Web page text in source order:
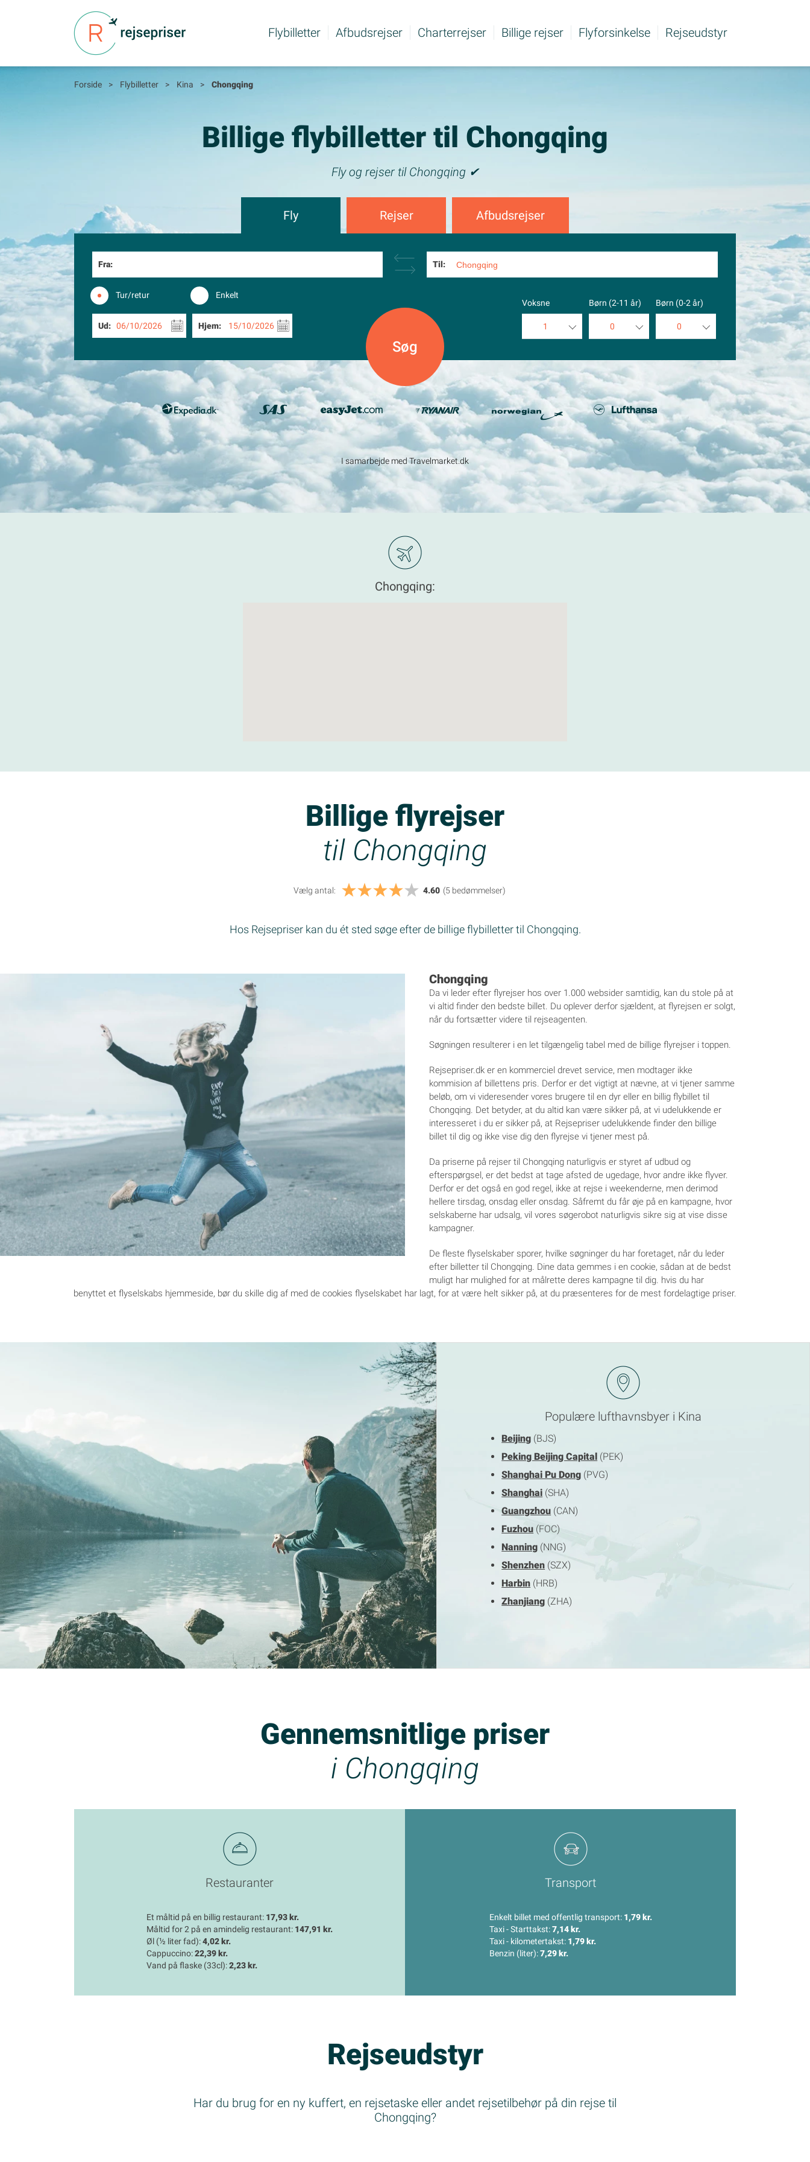
Flybilletter Afbudsrejser Charterrejser Billige rejser Flyforsinkelse Rejseudstyr
Forside > Flybilletter > Kina > Chongqing
Billige flybilletter til Chongqing
Fly og rejser til Chongqing ✔
Fly Rejser Afbudsrejser
Fra: Til:
Tur/retur Enkelt
Ud: 06/10/2026 Hjem: 15/10/2026
Voksne
1
3
4
5
Børn (2-11 år)
0
2
3
4
5
Børn (0-2 år)
0
3
4
I samarbejde med Travelmarket.dk
Chongqing:
Billige flyrejser
til Chongqing
Vælg antal: 4.60 (5 bedømmelser)
Hos Rejsepriser kan du ét sted søge efter de billige flybilletter til Chongqing.
Chongqing
Da vi leder efter flyrejser hos over 1.000 websider samtidig, kan du stole på at
vi altid finder den bedste billet. Du oplever derfor sjældent, at flyrejsen er solgt,
når du fortsætter videre til rejseagenten.
Søgningen resulterer i en let tilgængelig tabel med de billige flyrejser i toppen.
Rejsepriser.dk er en kommerciel drevet service, men modtager ikke
kommision af billettens pris. Derfor er det vigtigt at nævne, at vi tjener samme
beløb, om vi videresender vores brugere til en dyr eller en billig flybillet til
Chongqing. Det betyder, at du altid kan være sikker på, at vi udelukkende er
interesseret i du er sikker på, at Rejsepriser udelukkende finder den billige
billet til dig og ikke vise dig den flyrejse vi tjener mest på.
Da priserne på rejser til Chongqing naturligvis er styret af udbud og
efterspørgsel, er det bedst at tage afsted de ugedage, hvor andre ikke flyver.
Derfor er det også en god regel, ikke at rejse i weekenderne, men derimod
hellere tirsdag, onsdag eller onsdag. Såfremt du får øje på en kampagne, hvor
selskaberne har udsalg, vil vores søgerobot naturligvis sikre sig at vise disse
kampagner.
De fleste flyselskaber sporer, hvilke søgninger du har foretaget, når du leder
efter billetter til Chongqing. Dine data gemmes i en cookie, sådan at de bedst
muligt har mulighed for at målrette deres kampagne til dig. hvis du har
benyttet et flyselskabs hjemmeside, bør du skille dig af med de cookies flyselskabet har lagt, for at være helt sikker på, at du præsenteres for de mest fordelagtige priser.
Populære lufthavnsbyer i Kina
Beijing (BJS)
Peking Beijing Capital (PEK)
Shanghai Pu Dong (PVG)
Shanghai (SHA)
Guangzhou (CAN)
Fuzhou (FOC)
Nanning (NNG)
Shenzhen (SZX)
Harbin (HRB)
Zhanjiang (ZHA)
Gennemsnitlige priser
i Chongqing
Restauranter
Et måltid på en billig restaurant: 17,93 kr.
Måltid for 2 på en amindelig restaurant: 147,91 kr.
Øl (½ liter fad):4,02 kr.
Cappuccino:22,39 kr.
Vand på flaske (33cl):2,23 kr.
Transport
Enkelt billet med offentlig transport: 1,79 kr.
Taxi - Starttakst:7,14 kr.
Taxi - kilometertakst: 1,79 kr.
Benzin (liter):7,29 kr.
Rejseudstyr
Har du brug for en ny kuffert, en rejsetaske eller andet rejsetilbehør på din rejse til
Chongqing?